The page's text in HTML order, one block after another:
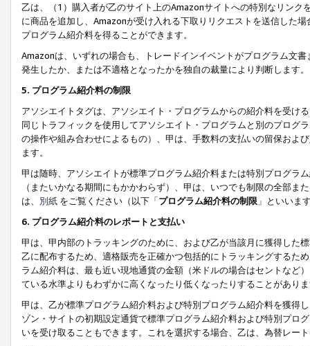
乙は、（1）購入者が乙のサイト上のAmazonサイトへの特別なリン
に商品を追加し、Amazonが受け入れる下取りリクエストを送信した
プログラム紹介料を得ることができます。
Amazonは、いずれの場合も、トレードインイベントがプログラム文
発生したか、または不適格となったかを独自の裁量により判断します。
5. プログラム紹介料の制限
アソシエイトタグは、アソシエイト・プログラムからの紹介料を受け
同じトラフィックを使用してアソシエイト・プログラムと別のプログ
の操作や組み合わせによるもの）、甲は、手数料の支払いの留保およ
ます。
甲は随時、アソシエイトが標準プログラム紹介料または特別プログラ
（またいかなる期間にもかかわらず）、甲は、いつでも制限の全部
は、 別紙 をご覧ください（以下「プログラム紹介料の制限 」といいま
6. プログラム紹介料のレポートと支払い
甲は、甲内部のトラッキングのために、および乙が当該月に獲得した
乙に配布するため、適格販売を正確かつ包括的にトラッキングするた
ラム紹介料は、最も近い現地通貨の金額（米ドルの場合はセントなど
ている水準よりもわずかに高くなったり低くなったりすることがあり
甲は、乙が標準プログラム紹介料および特別プログラム紹介料を獲得
ゾン・サイトの初期設定通貨で標準プログラム紹介料および特別プロ
いを受け取ることもできます。これを選択する場合、乙は、為替レー